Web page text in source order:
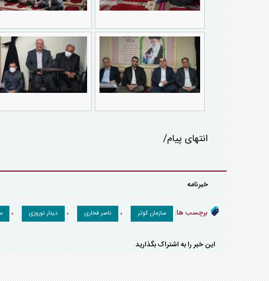
انتهای پیام/
خبرنامه
برچسب ها: سازمان کوثر ، ناصر فخاری ، دیدار نوروزی ،
این خبر را به اشتراک بگذارید